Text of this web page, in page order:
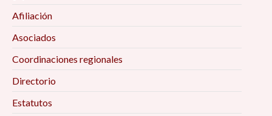
Afiliación
Asociados
Coordinaciones regionales
Directorio
Estatutos